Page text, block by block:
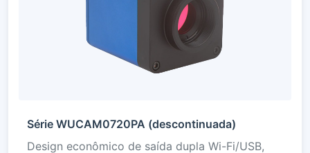
Série WUCAM0720PA (descontinuada)
Design econômico de saída dupla Wi-Fi/USB,